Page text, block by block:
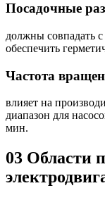
Посадочные
должны совпадать
обеспечить
Частота
влияет на
диапазон для
мин.
03 Области